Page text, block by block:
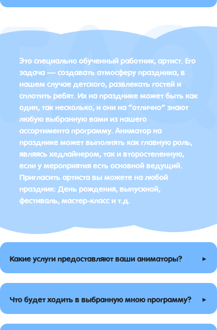
Это специально обученный работник, артист. Его
задача — создавать атмосферу праздника, в
нашем случае детского, развлекать гостей и
сплотить ребят. Их на празднике может быть как
один, так несколько, и они на “отлично” знают
любую выбранную вами из нашего
ассортимента программу. Аниматор на
празднике может выполнять как главную роль,
являясь хедлайнером, так и второстепенную,
если у мероприятия есть основной ведущий.
Пригласить артиста вы можете на любой
праздник: День рождения, выпускной,
фестиваль, мастер-класс и т.д.
Какие услуги предоставляют ваши аниматоры? ▸
Что будет ходить в выбранную мною программу? ▸